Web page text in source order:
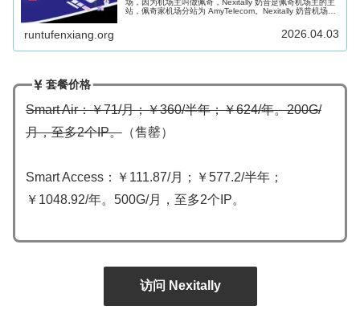
场，因为机场主叫做佩奇，Nexitally 奶昔是佩奇机场主的主
站，佩奇家机场分站为 AmyTelecom。Nexitally 奶昔机场成
runtufenxiang.org 2026.04.03
套餐价格
Smart Air：￥71/月；￥360/半年；￥624/年。200G/
月，至多2个IP。（售罄）
Smart Access：￥111.87/月；￥577.2/半年；
￥1048.92/年。500G/月，至多2个IP。
访问 Nexitally